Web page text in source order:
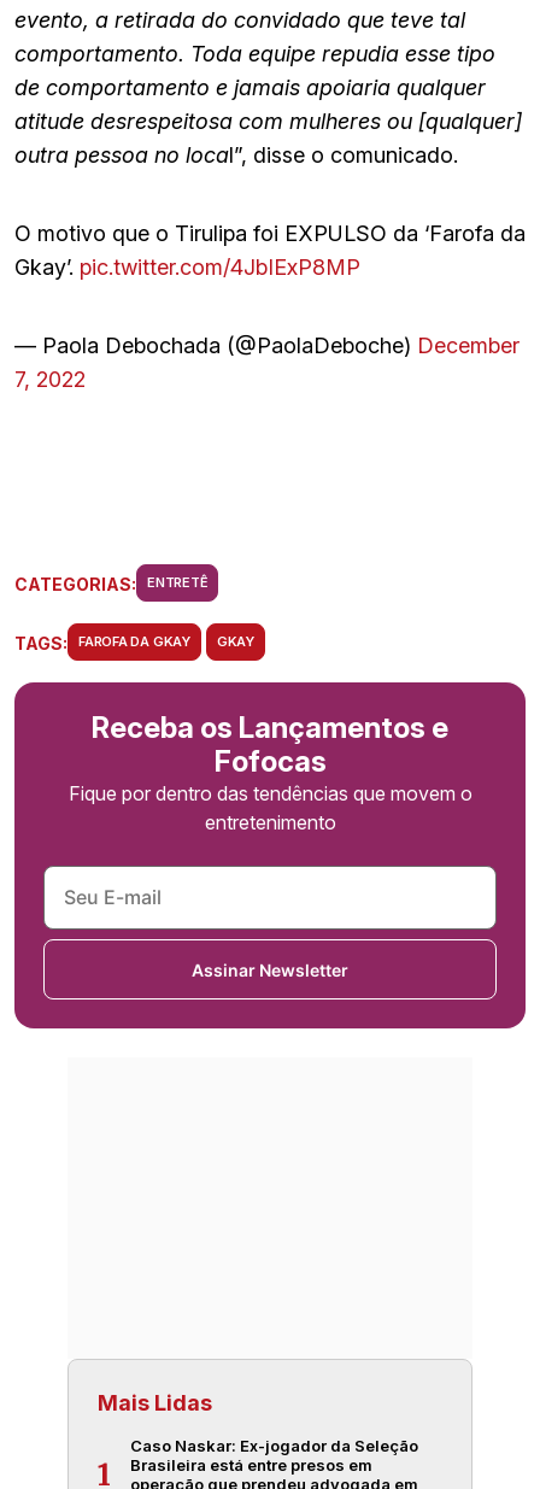
evento, a retirada do convidado que teve tal
comportamento. Toda equipe repudia esse tipo
de comportamento e jamais apoiaria qualquer
atitude desrespeitosa com mulheres ou [qualquer]
outra pessoa no local”, disse o comunicado.
O motivo que o Tirulipa foi EXPULSO da ‘Farofa da
Gkay’. pic.twitter.com/4JbIExP8MP
— Paola Debochada (@PaolaDeboche) December
7, 2022
CATEGORIAS: ENTRETÊ
TAGS: FAROFA DA GKAY GKAY
Receba os Lançamentos e
Fofocas
Fique por dentro das tendências que movem o
entretenimento
Assinar Newsletter
Mais Lidas
1
Caso Naskar: Ex-jogador da Seleção
Brasileira está entre presos em
operação que prendeu advogada em